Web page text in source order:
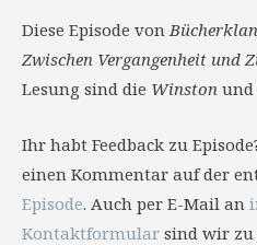
Diese Episode von
Zwischen Vergangenheit und
Lesung sind die Winston und
Ihr habt Feedback zu
einen Kommentar auf der
Episode. Auch per E-Mail an
Kontaktformular sind wir zu